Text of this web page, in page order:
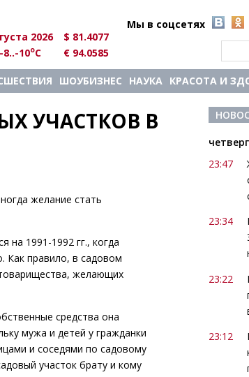
Мы в соцсетях
2026
$ 81.4077
10oC € 94.0585
ШОУБИЗНЕС НАУКА КРАСОТА И
УЧАСТКОВ В
желание стать
на 1991-1992 гг., когда
Как правило, в садовом
желающих
средства она
мужа и детей у гражданки
и соседями по садовому
участок брату и кому
23:47
23:34
23:22
23:12